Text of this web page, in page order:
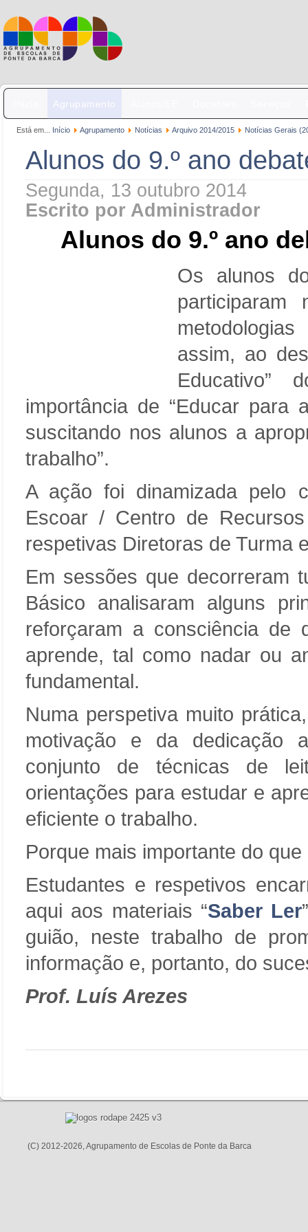
Agrupamento
Está em... Início Agrupamento Notícias Arquivo 2014/2015 Notícias Gerais
Alunos do 9.º ano
Segunda, 13 outubro 2014
Escrito por Administrador
Alunos do 9.º ano
Os alunos
participaram
assim, ao
Educativo”
importância de “Educar
suscitando nos alunos a
trabalho”.
A ação foi dinamizada pelo
Escoar / Centro de
respetivas Diretoras de Turma
Em sessões que decorreram
Básico analisaram alguns
reforçaram a consciência de
aprende, tal como nadar ou
fundamental.
Numa perspetiva muito
motivação e da dedicação
conjunto de técnicas de
orientações para estudar e
eficiente o trabalho.
Porque mais importante do
Estudantes e respetivos
aqui aos materiais “Saber Ler
guião, neste trabalho de
informação e, portanto, do
Prof. Luís Arezes
(C) 2012-2026, Agrupamento de Escolas de Ponte da Barca